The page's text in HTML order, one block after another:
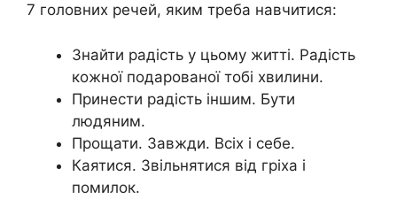
7 головних речей, яким треба навчитися:
Знайти радість у цьому житті. Радість
кожної подарованої тобі хвилини.
Принести радість іншим. Бути
людяним.
Прощати. Завжди. Всіх і себе.
Каятися. Звільнятися від гріха і
помилок.